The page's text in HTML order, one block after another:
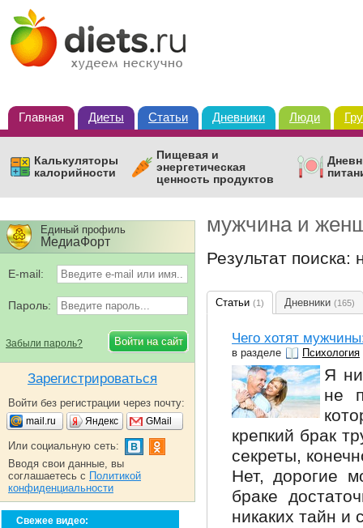
Главная Диеты Статьи Дневники Люди
Калькуляторы
калорийности
Пищевая и
энергетическая
ценность продуктов
мужчина и
Результат
Статьи (1) Дневники (165)
Чего хотят
в разделе Психология
Я
не
крепкий брак
секреты,
Нет, дорогие
браке
никаких тайн и
Единый профиль
МедиаФорт
E-mail:
Пароль:
Забыли пароль?
Зарегистрироваться
Войти без регистрации через почту:
mail.ru Яндекс GMail
Или социальную сеть:
Вводя свои данные, вы
соглашаетесь с Политикой
конфиденциальности
Свежее видео: